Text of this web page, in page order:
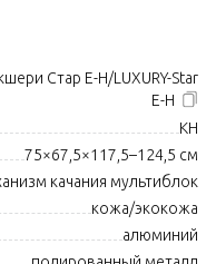
Стар Е-Н/LUXURY-Star
E-H
KH
75×67,5×117,5–124,5 см
качания мультиблок
кожа/экокожа
алюминий